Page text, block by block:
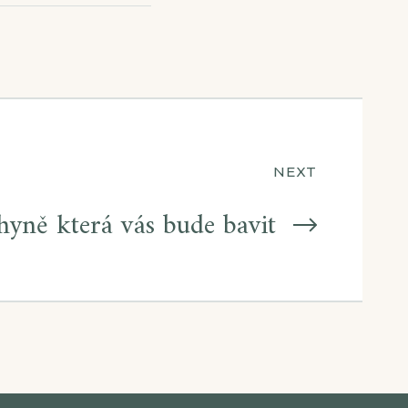
NEXT
která vás bude bavit